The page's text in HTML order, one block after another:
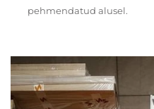
pehmendatud alusel.